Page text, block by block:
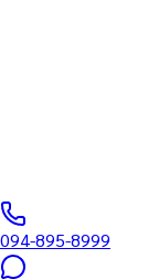
094-895-8999